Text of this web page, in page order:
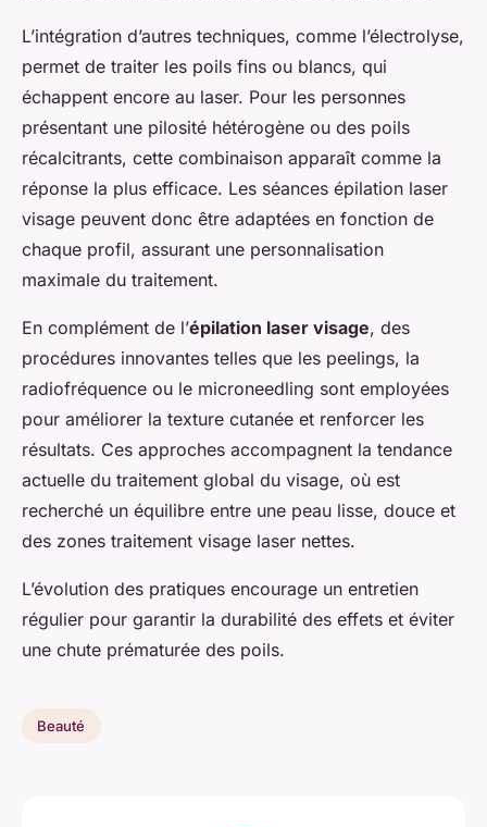
L’intégration d’autres techniques, comme l’électrolyse,
permet de traiter les poils fins ou blancs, qui
échappent encore au laser. Pour les personnes
présentant une pilosité hétérogène ou des poils
récalcitrants, cette combinaison apparaît comme la
réponse la plus efficace. Les séances épilation laser
visage peuvent donc être adaptées en fonction de
chaque profil, assurant une personnalisation
maximale du traitement.
En complément de l’épilation laser visage, des
procédures innovantes telles que les peelings, la
radiofréquence ou le microneedling sont employées
pour améliorer la texture cutanée et renforcer les
résultats. Ces approches accompagnent la tendance
actuelle du traitement global du visage, où est
recherché un équilibre entre une peau lisse, douce et
des zones traitement visage laser nettes.
L’évolution des pratiques encourage un entretien
régulier pour garantir la durabilité des effets et éviter
une chute prématurée des poils.
Beauté